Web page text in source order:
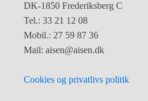
DK-1850 Frederiksberg C
Tel.: 33 21 12 08
Mobil.: 27 59 87 36
Mail: aisen@aisen.dk
Cookies og privatlivs politik